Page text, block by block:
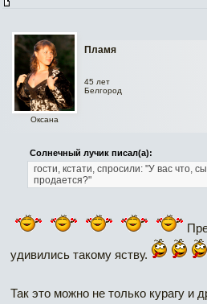
Пламя
Оксана
45 лет
Белгород
Солнечный лучик писал(а):
гости, кстати, спросили: "У вас что,
продается?"
удивились такому яству.
Так это можно не только курагу и